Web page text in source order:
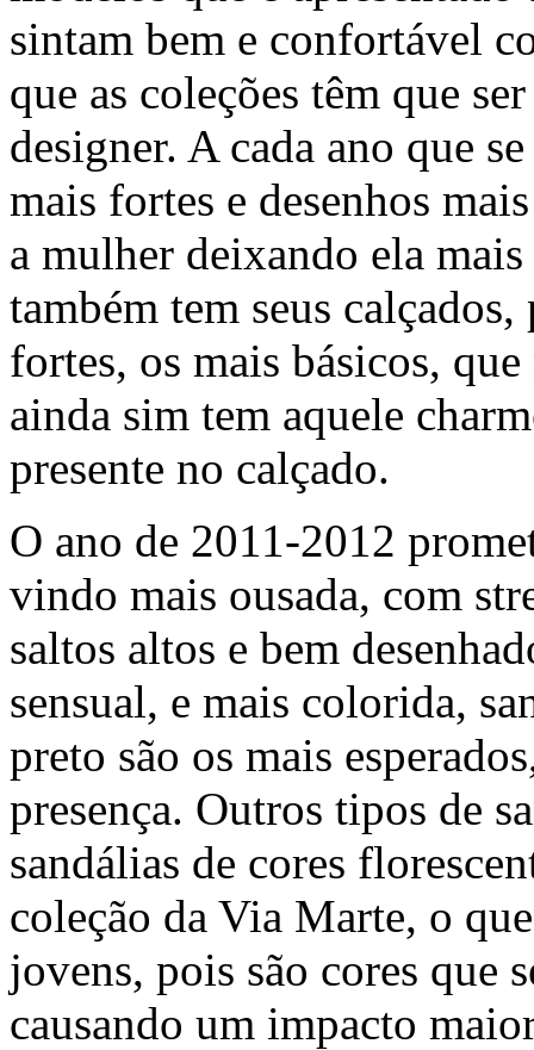
sintam bem e confortável
que as coleções têm que
designer. A cada ano que
mais fortes e desenhos
a mulher deixando ela
também tem seus
fortes, os mais básicos,
ainda sim tem aquele
presente no calçado.
O ano de 2011-2012
vindo mais ousada, com
saltos altos e bem
sensual, e mais colorida,
preto são os mais
presença. Outros tipos de
sandálias de cores
coleção da Via Marte, o
jovens, pois são cores que
causando um impacto